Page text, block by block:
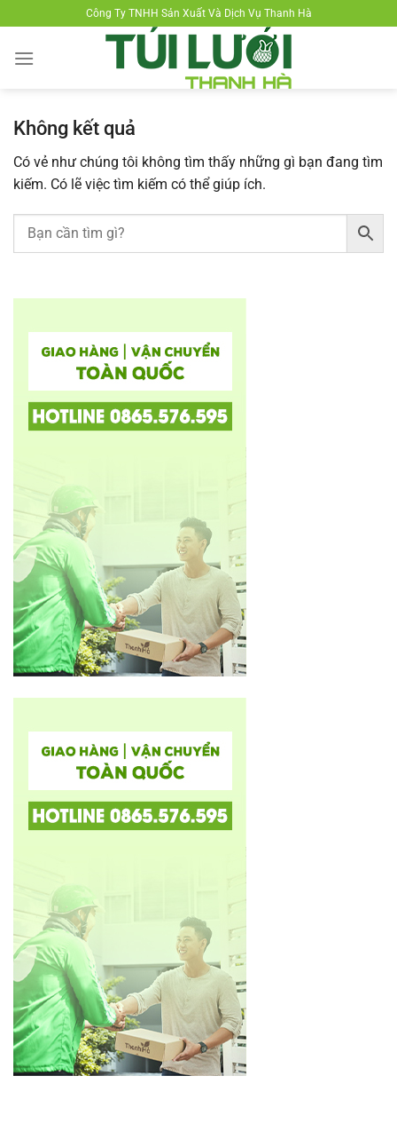
đến
nội
Công Ty TNHH Sản Xuất Và Dịch Vụ Thanh Hà
Không kết quả
Có vẻ như chúng tôi không tìm thấy những gì bạn đang tìm
kiếm. Có lẽ việc tìm kiếm có thể giúp ích.